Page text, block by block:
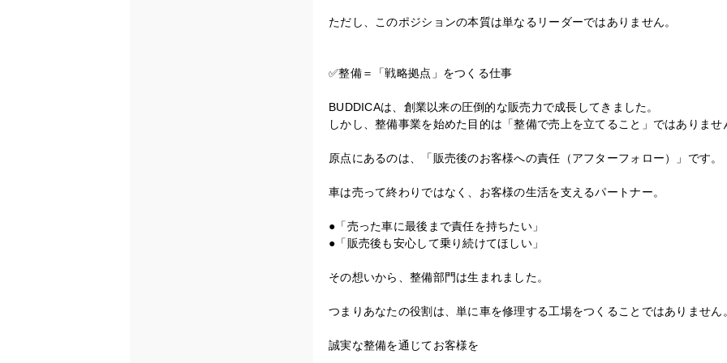
ただし、このポジションの本質は単なるリーダーではありません。
✅整備＝「戦略拠点」をつくる仕事
BUDDICAは、創業以来の圧倒的な販売力で成長してきました。
しかし、整備事業を始めた目的は「整備で売上を立てること」ではありませ
原点にあるのは、「販売後のお客様への責任（アフターフォロー）」です。
車は売って終わりではなく、お客様の生活を支えるパートナー。
●「売った車に最後まで責任を持ちたい」
●「販売後も安心して乗り続けてほしい」
その想いから、整備部門は生まれました。
つまりあなたの役割は、単に車を修理する工場をつくることではありません
誠実な整備を通じてお客様を